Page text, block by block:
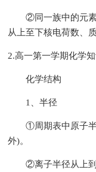
②同一族中的元素
从上至下核电荷数、
2.高一第一学期化学
化学结构
1、半径
①周期表中原子半
外)。
②离子半径从上到